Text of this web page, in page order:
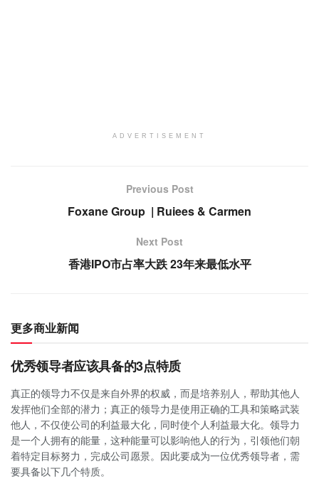
ADVERTISEMENT
Previous Post
Foxane Group | Ruiees & Carmen
Next Post
香港IPO市占率大跌 23年来最低水平
更多商业新闻
优秀领导者应该具备的3点特质
真正的领导力不仅是来自外界的权威，而是培养别人，帮助其他人
发挥他们全部的潜力；真正的领导力是使用正确的工具和策略武装
他人，不仅使公司的利益最大化，同时使个人利益最大化。领导力
是一个人拥有的能量，这种能量可以影响他人的行为，引领他们朝
着特定目标努力，完成公司愿景。因此要成为一位优秀领导者，需
要具备以下几个特质。